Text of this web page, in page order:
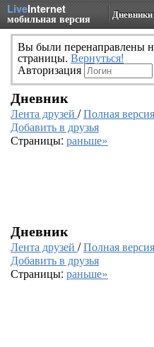
LiveInternet
мобильная версия Дневники
Вы были перенаправлены
страницы. Вернуться!
Авторизация
Дневник
Лента друзей /Полная версия
Добавить в друзья
Страницы: раньше»
Дневник
Лента друзей /Полная версия
Добавить в друзья
Страницы: раньше»